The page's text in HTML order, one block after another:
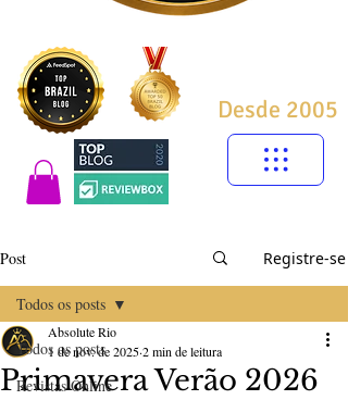
Desde 2005
Post Registre-se
Todos os posts
Revistas Online
Todos os posts
Primavera Verão 2026
Absolute Rio
1 de nov. de 20252 min de leitura